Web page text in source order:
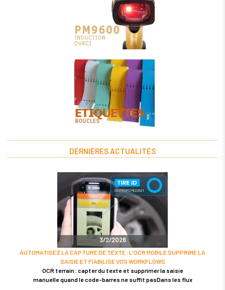
DERNIÈRES ACTUALITÉS
3/2/2026
AUTOMATISEZ LA CAPTURE DE TEXTE : L'OCR MOBILE SUPPRIME LA
SAISIE ET FIABILISE VOS WORKFLOWS
OCR terrain : capter du texte et supprimer la saisie
manuelle quand le code-barres ne suffit pasDans les flux